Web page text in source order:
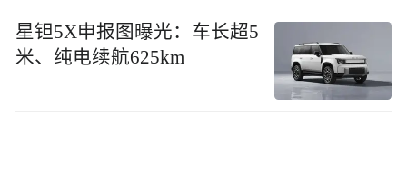
星钽5X申报图曝光：车长超5
米、纯电续航625km